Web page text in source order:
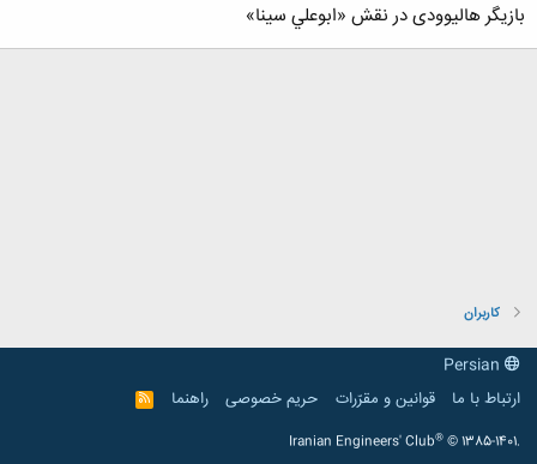
بازیگر هالیوودی در نقش «ابوعلي سينا»
کاربران
ارتباط با ما
قوانین و مقرّرات حریم خصوصی راهنما
R
S
Iranian Engineers' Club® © 1385-1401.